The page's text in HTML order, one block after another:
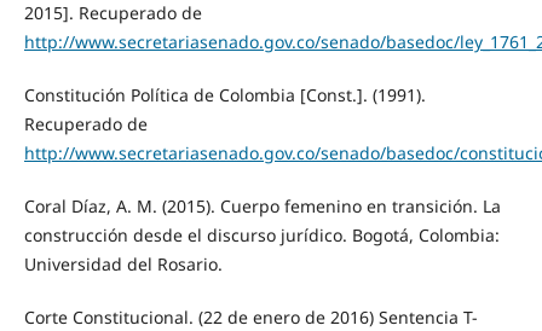
2015]. Recuperado de
http://www.secretariasenado.gov.co/senado/basedoc/
Constitución Política de Colombia [Const.]. (1991).
Recuperado de
http://www.secretariasenado.gov.co/senado/basedoc/
Coral Díaz, A. M. (2015). Cuerpo femenino en transición. La
construcción desde el discurso jurídico. Bogotá, Colombia:
Universidad del Rosario.
Corte Constitucional. (22 de enero de 2016) Sentencia T-